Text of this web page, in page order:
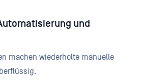
und
machen wiederholte manuelle